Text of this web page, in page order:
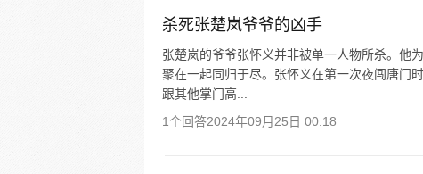
杀死张楚岚爷爷的凶手
张楚岚的爷爷张怀义并非被单一人物所杀。他
聚在一起同归于尽。张怀义在第一次夜闯唐门
跟其他掌门高...
1个回答2024年09月25日 00:18